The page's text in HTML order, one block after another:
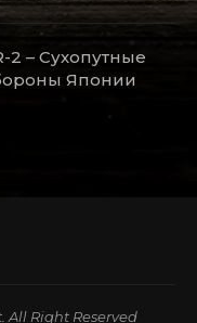
2 – Сухопутные
Японии
All Right Reserved